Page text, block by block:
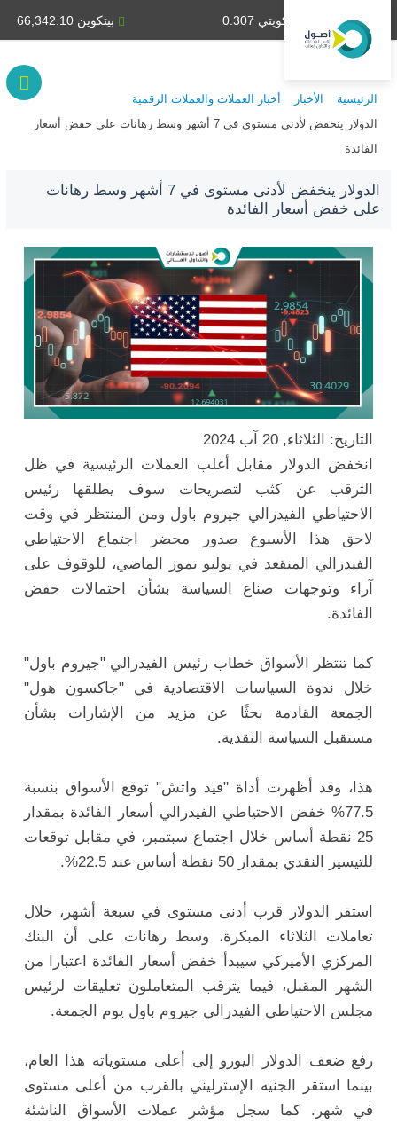
بيتكوين 66,342.10 دينار كويتي 0.307
الرئيسية الأخبار
أخبار العملات والعملات الرقمية
الدولار ينخفض لأدنى مستوى في 7 أشهر وسط رهانات على خفض أسعار
الفائدة
الدولار ينخفض لأدنى مستوى في 7 أشهر وسط رهانات
على خفض أسعار الفائدة
التاريخ: الثلاثاء, 20 آب 2024
انخفض الدولار مقابل أغلب العملات الرئيسية في ظل
الترقب عن كثب لتصريحات سوف يطلقها رئيس
الاحتياطي الفيدرالي جيروم باول ومن المنتظر في وقت
لاحق هذا الأسبوع صدور محضر اجتماع الاحتياطي
الفيدرالي المنقعد في يوليو تموز الماضي، للوقوف على
آراء وتوجهات صناع السياسة بشأن احتمالات خفض
الفائدة.
كما تنتظر الأسواق خطاب رئيس الفيدرالي "جيروم باول"
خلال ندوة السياسات الاقتصادية في "جاكسون هول"
الجمعة القادمة بحثًا عن مزيد من الإشارات بشأن
مستقبل السياسة النقدية.
هذا، وقد أظهرت أداة "فيد واتش" توقع الأسواق بنسبة
77.5% خفض الاحتياطي الفيدرالي أسعار الفائدة بمقدار
25 نقطة أساس خلال اجتماع سبتمبر، في مقابل توقعات
للتيسير النقدي بمقدار 50 نقطة أساس عند 22.5%.
استقر الدولار قرب أدنى مستوى في سبعة أشهر، خلال
تعاملات الثلاثاء المبكرة، وسط رهانات على أن البنك
المركزي الأميركي سيبدأ خفض أسعار الفائدة اعتبارا من
الشهر المقبل، فيما يترقب المتعاملون تعليقات لرئيس
مجلس الاحتياطي الفيدرالي جيروم باول يوم الجمعة.
رفع ضعف الدولار اليورو إلى أعلى مستوياته هذا العام،
بينما استقر الجنيه الإسترليني بالقرب من أعلى مستوى
في شهر. كما سجل مؤشر عملات الأسواق الناشئة